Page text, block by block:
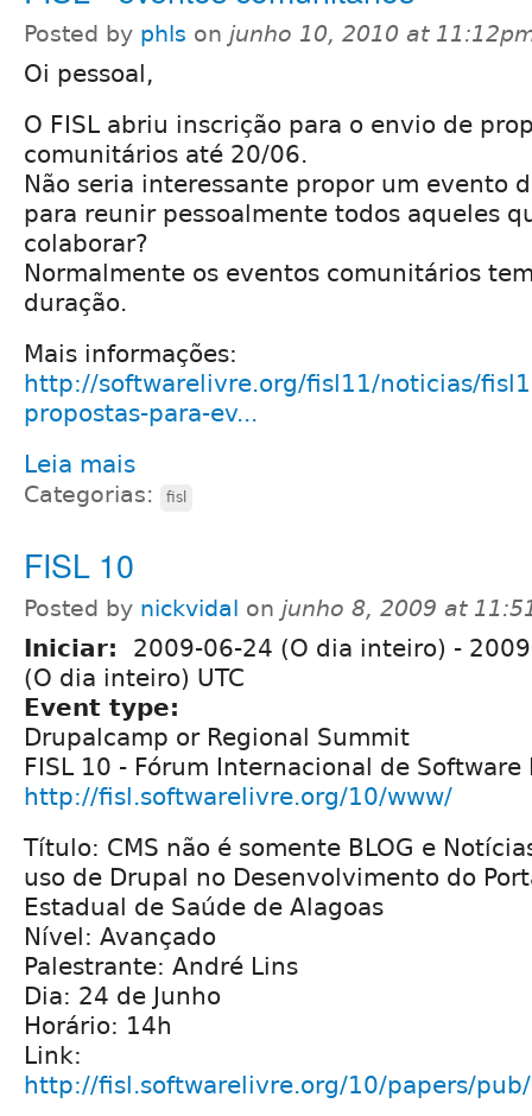
Posted by phls on junho 10, 2010 at
Oi pessoal,
O FISL abriu inscrição para o envio de
comunitários até 20/06.
Não seria interessante propor um evento
para reunir pessoalmente todos aqueles
colaborar?
Normalmente os eventos comunitários
duração.
Mais informações:
http://softwarelivre.org/fisl11/noticias/
propostas-para-ev...
Leia mais
Categorias: fisl
FISL 10
Posted by nickvidal on junho 8, 2009 at
Iniciar: 2009-06-24 (O dia inteiro) -
(O dia inteiro) UTC
Event type:
Drupalcamp or Regional Summit
FISL 10 - Fórum Internacional de Software
http://fisl.softwarelivre.org/10/www/
Título: CMS não é somente BLOG e
uso de Drupal no Desenvolvimento do
Estadual de Saúde de Alagoas
Nível: Avançado
Palestrante: André Lins
Dia: 24 de Junho
Horário: 14h
Link:
http://fisl.softwarelivre.org/10/papers/